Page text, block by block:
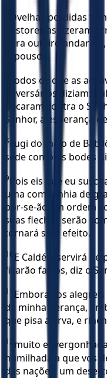
Ovelhas perdidas
pastores as fizeram
para outeiro
repouso.
Todos os que as
adversários diziam:
pecaram contra o
Senhor, a esperança
8
Fugi do meio de
sede como os bodes
9
Pois eis que eu
uma companhia de
por-se-ão em ordem
suas flechas serão
tornará sem efeito.
10 E Caldéia servirá de
ficarão fartos, diz o
11
Embora vos alegreis
da minha herança,
que pisa a erva, e
12 muito
humilhada a que vos
das nações, um